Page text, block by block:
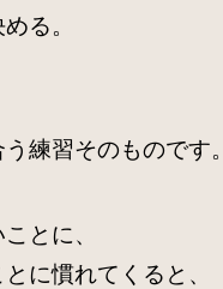
る。
練習そのものです。
とに、
に慣れてくると、